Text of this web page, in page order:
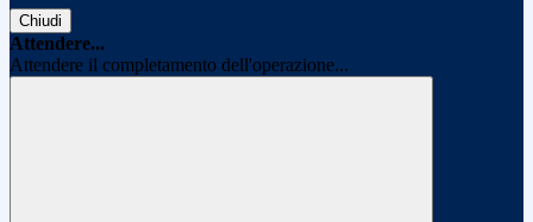
Chiudi
Attendere...
Attendere il completamento dell'operazione...